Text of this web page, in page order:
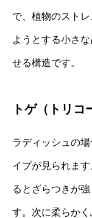
で、植物のスト
ようとする小さ
せる構造です。
トゲ（トリコ
ラディッシュの
イプが見られま
るとざらつきが
す。次に柔らか